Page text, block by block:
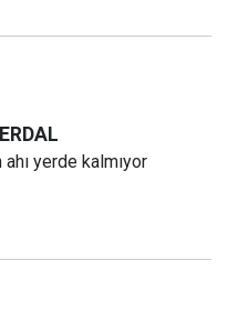
ERDAL
yerde kalmıyor